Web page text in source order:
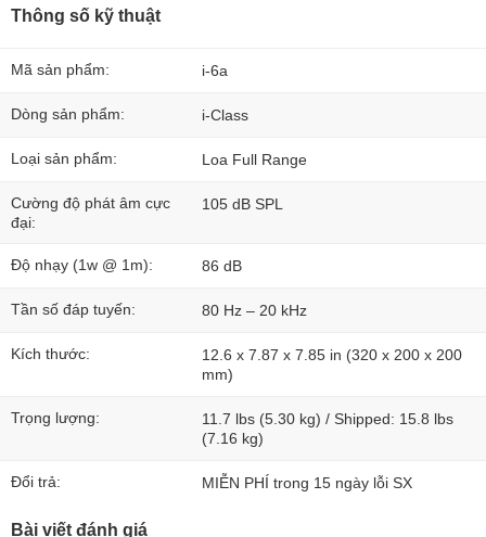
Thông số kỹ thuật
Mã sản phẩm: i-6a
Dòng sản phẩm: i-Class
Loại sản phẩm: Loa Full Range
Cường độ phát âm cực
đại:
105 dB SPL
Độ nhạy (1w @ 1m): 86 dB
Tần số đáp tuyến: 80 Hz – 20 kHz
Kích thước:
12.6 x 7.87 x 7.85 in (320 x 200 x 200
mm)
Trọng lượng:
11.7 lbs (5.30 kg) / Shipped: 15.8 lbs
(7.16 kg)
Đổi trả: MIỄN PHÍ trong 15 ngày lỗi SX
Bài viết đánh giá